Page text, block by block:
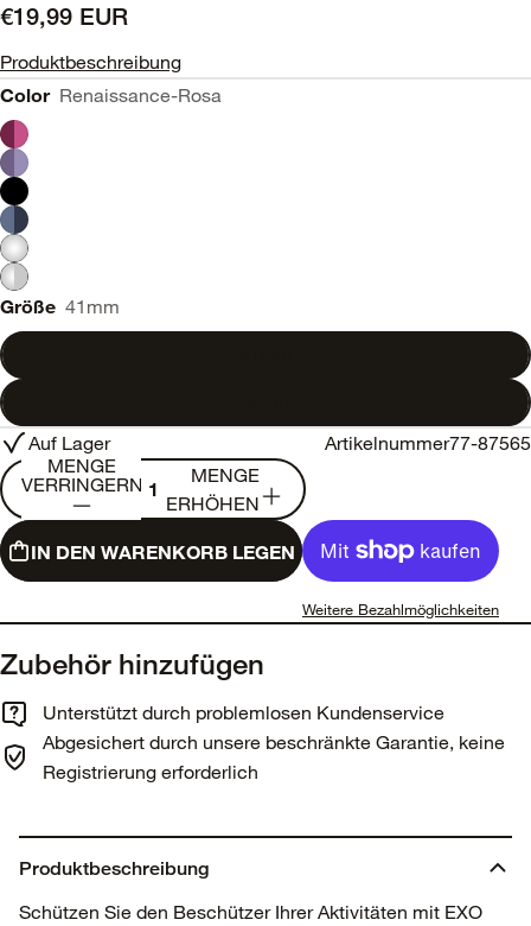
€19,99 EUR
Produktbeschreibung
Color Renaissance-Rosa
Größe 41mm
Auf Lager
Artikelnummer77-87565
MENGE
VERRINGERN
MENGE
ERHÖHEN
IN DEN WARENKORB LEGEN
Weitere Bezahlmöglichkeiten
Zubehör hinzufügen
Unterstützt durch problemlosen Kundenservice
Abgesichert durch unsere beschränkte Garantie, keine
Registrierung erforderlich
Produktbeschreibung
Schützen Sie den Beschützer Ihrer Aktivitäten mit EXO